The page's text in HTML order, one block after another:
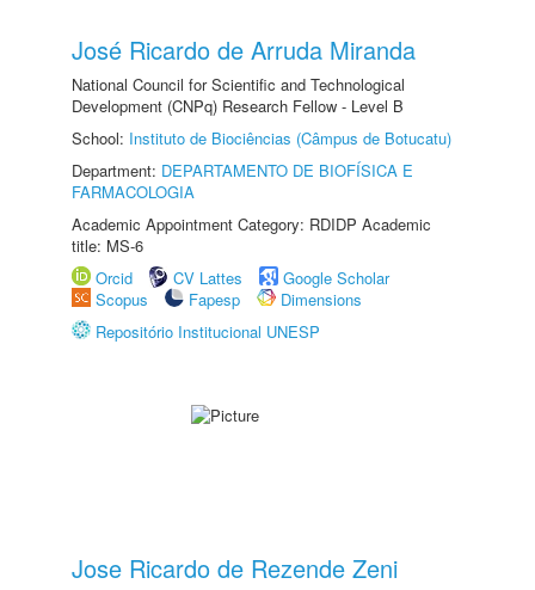
José Ricardo de Arruda Miranda
National Council for Scientific and Technological
Development (CNPq) Research Fellow - Level B
School: Instituto de Biociências (Câmpus de Botucatu)
Department: DEPARTAMENTO DE BIOFÍSICA E
FARMACOLOGIA
Academic Appointment Category: RDIDP Academic
title: MS-6
Orcid
CV Lattes
Google Scholar
Scopus
Fapesp
Dimensions
Repositório Institucional UNESP
Jose Ricardo de Rezende Zeni